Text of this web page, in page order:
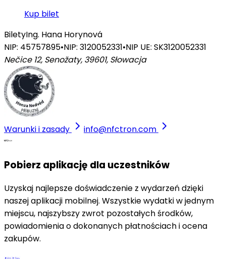
Kup bilet
BiletyIng. Hana Horynová
NIP: 45757895•NIP: 3120052331•NIP UE: SK3120052331
Nečice 12, Senožaty, 39601, Słowacja
Warunki i zasady info@nfctron.com
Pobierz aplikację dla uczestników
Uzyskaj najlepsze doświadczenie z wydarzeń dzięki
naszej aplikacji mobilnej. Wszystkie wydatki w jednym
miejscu, najszybszy zwrot pozostałych środków,
powiadomienia o dokonanych płatnościach i ocena
zakupów.